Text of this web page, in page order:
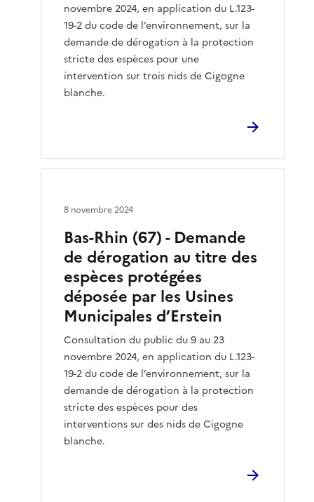
novembre 2024, en application du L.123-
19-2 du code de l’environnement, sur la
demande de dérogation à la protection
stricte des espèces pour une
intervention sur trois nids de Cigogne
blanche.
Bas-Rhin (67) - Demande
de dérogation au titre des
espèces protégées
déposée par les Usines
Municipales d’Erstein
Consultation du public du 9 au 23
novembre 2024, en application du L.123-
19-2 du code de l’environnement, sur la
demande de dérogation à la protection
stricte des espèces pour des
interventions sur des nids de Cigogne
blanche.
8 novembre 2024